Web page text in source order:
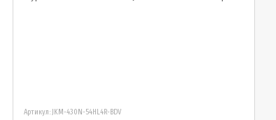
Артикул: JKM-430N-54HL4R-BDV